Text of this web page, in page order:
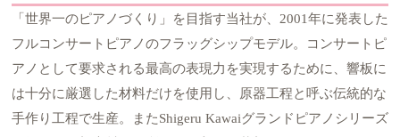
「世界一のピアノづくり」を目指す当社が、2001年に発表した
フルコンサートピアノのフラッグシップモデル。コンサートピ
アノとして要求される最高の表現力を実現するために、響板に
は十分に厳選した材料だけを使用し、原器工程と呼ぶ伝統的な
手作り工程で生産。またShigeru Kawaiグランドピアノシリーズ